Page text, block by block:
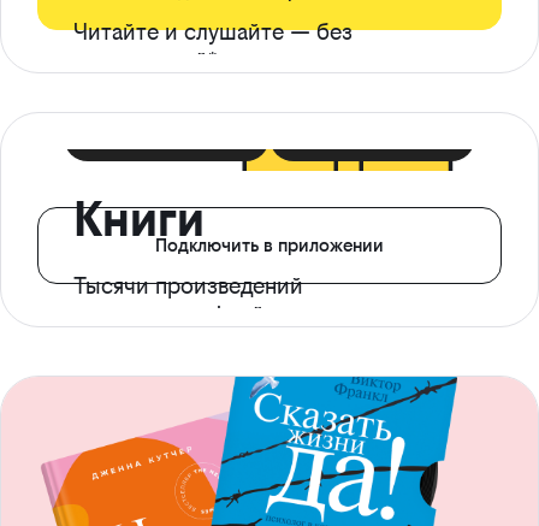
Читайте и слушайте — без
ограничений*
Книги
Тысячи произведений
с доступом офлайн
Подключить в приложении